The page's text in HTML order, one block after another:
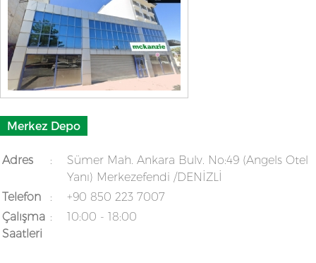
Merkez Depo
Adres :
Sümer Mah. Ankara Bulv. No:49 (Angels Otel
Yanı) Merkezefendi /DENİZLİ
Telefon
:
+90 850 223 7007
Çalışma
Saatleri
: 10:00 - 18:00